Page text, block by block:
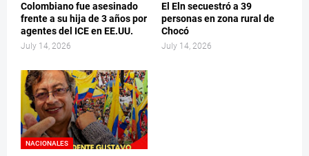
Colombiano fue asesinado
frente a su hija de 3 años por
agentes del ICE en EE.UU.
July 14, 2026
El Eln secuestró a 39
personas en zona rural de
Chocó
July 14, 2026
NACIONALES